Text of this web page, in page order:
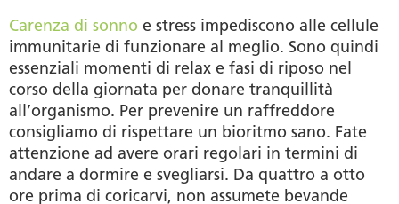
Carenza di sonno e stress impediscono alle cellule
immunitarie di funzionare al meglio. Sono quindi
essenziali momenti di relax e fasi di riposo nel
corso della giornata per donare tranquillità
all’organismo. Per prevenire un raffreddore
consigliamo di rispettare un bioritmo sano. Fate
attenzione ad avere orari regolari in termini di
andare a dormire e svegliarsi. Da quattro a otto
ore prima di coricarvi, non assumete bevande